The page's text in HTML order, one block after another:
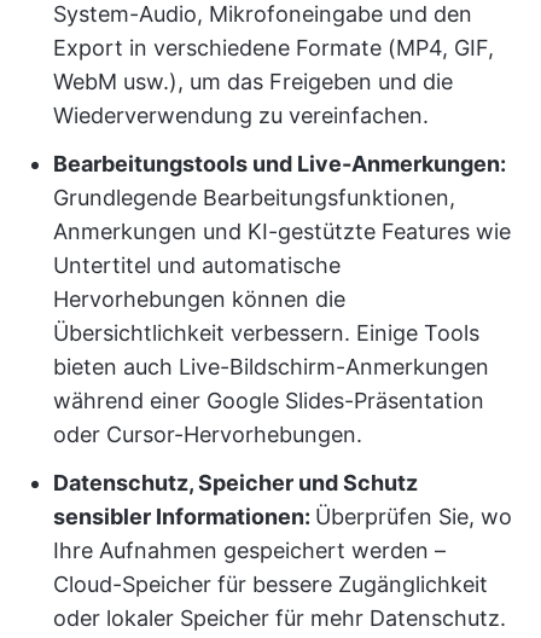
System-Audio, Mikrofoneingabe und den
Export in verschiedene Formate (MP4, GIF,
WebM usw.), um das Freigeben und die
Wiederverwendung zu vereinfachen.
Bearbeitungstools und Live-Anmerkungen:
Grundlegende Bearbeitungsfunktionen,
Anmerkungen und KI-gestützte Features wie
Untertitel und automatische
Hervorhebungen können die
Übersichtlichkeit verbessern. Einige Tools
bieten auch Live-Bildschirm-Anmerkungen
während einer Google Slides-Präsentation
oder Cursor-Hervorhebungen.
Datenschutz, Speicher und Schutz
sensibler Informationen: Überprüfen Sie, wo
Ihre Aufnahmen gespeichert werden –
Cloud-Speicher für bessere Zugänglichkeit
oder lokaler Speicher für mehr Datenschutz.